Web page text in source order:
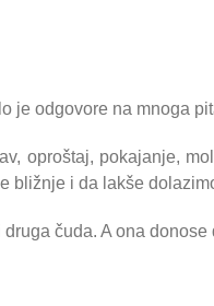
odgovore na mnoga
oproštaj, pokajanje,
bližnje i da lakše
čuda. A ona